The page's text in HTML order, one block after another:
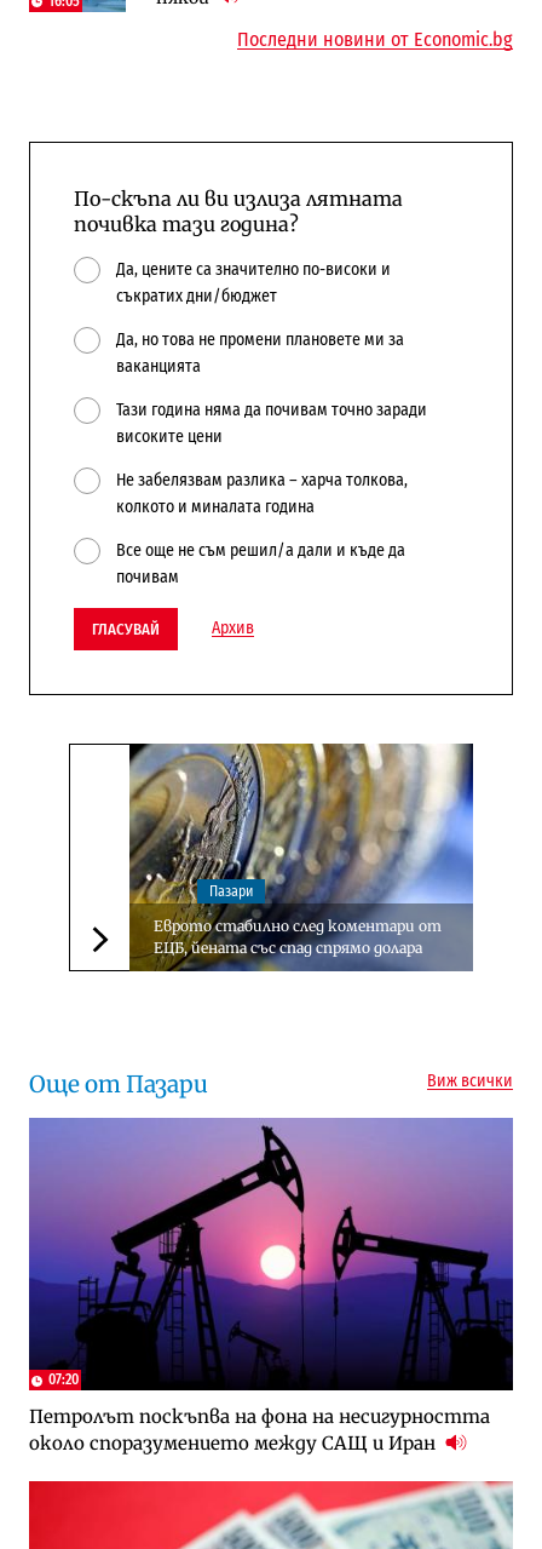
Последни новини от Economic.bg
По-скъпа ли ви излиза лятната
почивка тази година?
Да, цените са значително по-високи и
съкратих дни/бюджет
Да, но това не промени плановете ми за
ваканцията
Тази година няма да почивам точно заради
високите цени
Не забелязвам разлика – харча толкова,
колкото и миналата година
Все още не съм решил/а дали и къде да
почивам
ГЛАСУВАЙ Архив
Следваща новина
Пазари
Еврото стабилно след коментари от
ЕЦБ, йената със спад спрямо долара
Още от Пазари Виж всички
07:20
Петролът поскъпва на фона на несигурността
около споразумението между САЩ и Иран